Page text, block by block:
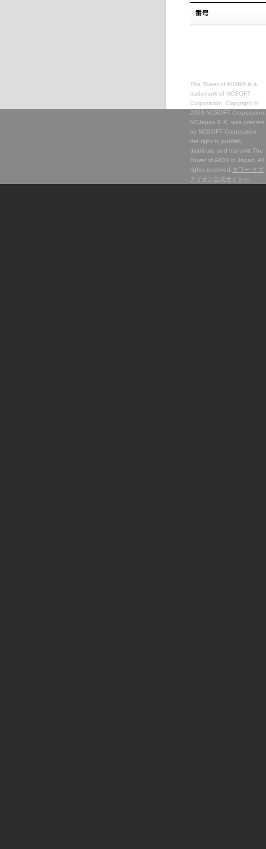
The Tower of AION® is a
trademark of NCSOFT
Corporation. Copyright ©
2009 NCSOFT Corporation.
NCJapan K.K. was granted
by NCSOFT Corporation
the right to publish,
distribute and transmit The
Tower of AION in Japan. All
rights reserved. タワー オブ
アイオン公式サイトへ